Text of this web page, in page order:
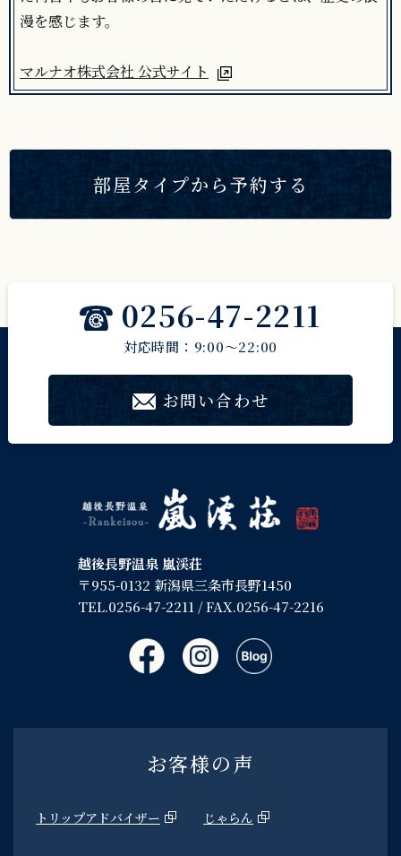
漫を感じます。
マルナオ株式会社 公式サイト
部屋タイプから予約する
0256-47-2211
対応時間：9:00～22:00
お問い合わせ
越後長野温泉 嵐渓荘
〒955-0132 新潟県三条市長野1450
TEL.0256-47-2211 / FAX.0256-47-2216
お客様の声
トリップアドバイザー じゃらん